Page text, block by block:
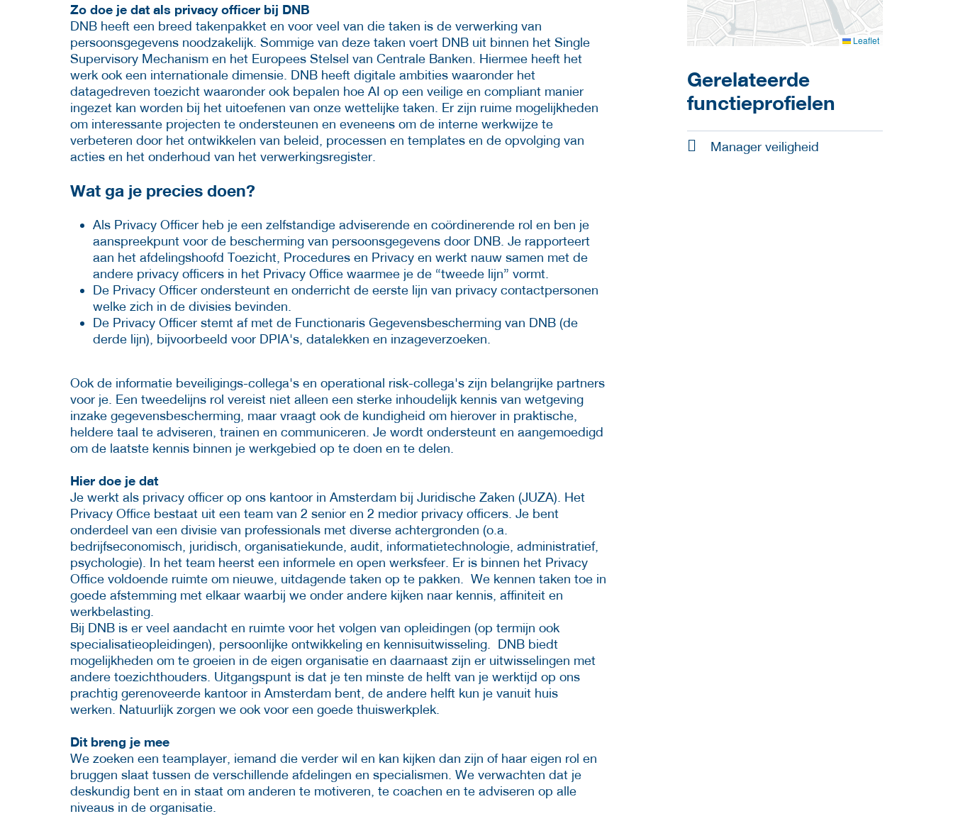
Zo doe je dat als privacy officer bij DNB
DNB heeft een breed takenpakket en voor veel van die taken is de verwerking van
persoonsgegevens noodzakelijk. Sommige van deze taken voert DNB uit binnen het Single
Supervisory Mechanism en het Europees Stelsel van Centrale Banken. Hiermee heeft het
werk ook een internationale dimensie. DNB heeft digitale ambities waaronder het
datagedreven toezicht waaronder ook bepalen hoe AI op een veilige en compliant manier
ingezet kan worden bij het uitoefenen van onze wettelijke taken. Er zijn ruime mogelijkheden
om interessante projecten te ondersteunen en eveneens om de interne werkwijze te
verbeteren door het ontwikkelen van beleid, processen en templates en de opvolging van
acties en het onderhoud van het verwerkingsregister.
Wat ga je precies doen?
Als Privacy Officer heb je een zelfstandige adviserende en coördinerende rol en ben je
aanspreekpunt voor de bescherming van persoonsgegevens door DNB. Je rapporteert
aan het afdelingshoofd Toezicht, Procedures en Privacy en werkt nauw samen met de
andere privacy officers in het Privacy Office waarmee je de “tweede lijn” vormt.
De Privacy Officer ondersteunt en onderricht de eerste lijn van privacy contactpersonen
welke zich in de divisies bevinden.
De Privacy Officer stemt af met de Functionaris Gegevensbescherming van DNB (de
derde lijn), bijvoorbeeld voor DPIA's, datalekken en inzageverzoeken.
Ook de informatie beveiligings-collega's en operational risk-collega's zijn belangrijke partners
voor je. Een tweedelijns rol vereist niet alleen een sterke inhoudelijk kennis van wetgeving
inzake gegevensbescherming, maar vraagt ook de kundigheid om hierover in praktische,
heldere taal te adviseren, trainen en communiceren. Je wordt ondersteunt en aangemoedigd
om de laatste kennis binnen je werkgebied op te doen en te delen.
Hier doe je dat
Je werkt als privacy officer op ons kantoor in Amsterdam bij Juridische Zaken (JUZA). Het
Privacy Office bestaat uit een team van 2 senior en 2 medior privacy officers. Je bent
onderdeel van een divisie van professionals met diverse achtergronden (o.a.
bedrijfseconomisch, juridisch, organisatiekunde, audit, informatietechnologie, administratief,
psychologie). In het team heerst een informele en open werksfeer. Er is binnen het Privacy
Office voldoende ruimte om nieuwe, uitdagende taken op te pakken. We kennen taken toe in
goede afstemming met elkaar waarbij we onder andere kijken naar kennis, affiniteit en
werkbelasting.
Bij DNB is er veel aandacht en ruimte voor het volgen van opleidingen (op termijn ook
specialisatieopleidingen), persoonlijke ontwikkeling en kennisuitwisseling. DNB biedt
mogelijkheden om te groeien in de eigen organisatie en daarnaast zijn er uitwisselingen met
andere toezichthouders. Uitgangspunt is dat je ten minste de helft van je werktijd op ons
prachtig gerenoveerde kantoor in Amsterdam bent, de andere helft kun je vanuit huis
werken. Natuurlijk zorgen we ook voor een goede thuiswerkplek.
Dit breng je mee
We zoeken een teamplayer, iemand die verder wil en kan kijken dan zijn of haar eigen rol en
bruggen slaat tussen de verschillende afdelingen en specialismen. We verwachten dat je
deskundig bent en in staat om anderen te motiveren, te coachen en te adviseren op alle
niveaus in de organisatie.
Leaflet
Gerelateerde
functieprofielen
Manager veiligheid